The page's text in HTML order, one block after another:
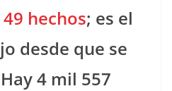
hechos; es el
desde que se
4 mil 557